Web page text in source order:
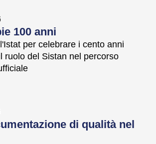
100 anni
per celebrare i cento anni
ruolo del Sistan nel percorso
di qualità nel